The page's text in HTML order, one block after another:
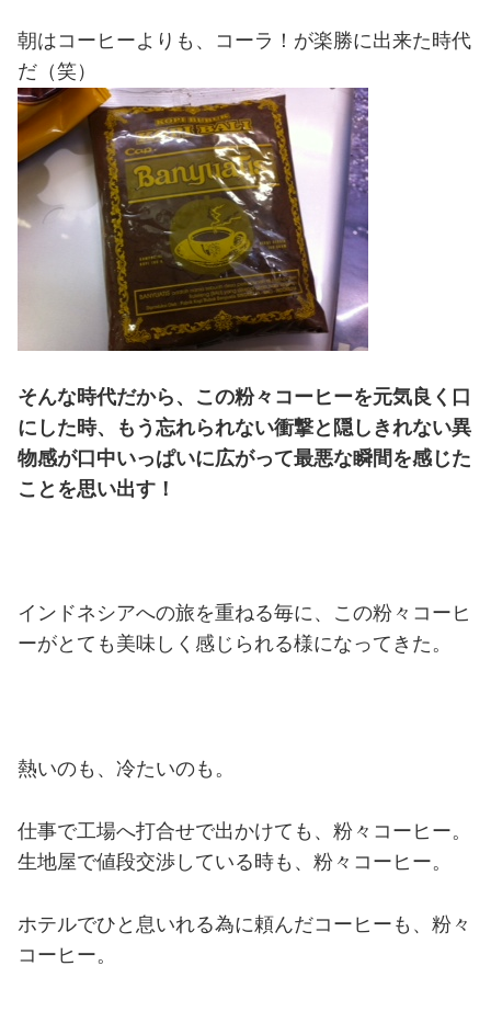
朝はコーヒーよりも、コーラ！が楽勝に出来た時代
だ（笑）
そんな時代だから、この粉々コーヒーを元気良く口
にした時、もう忘れられない衝撃と隠しきれない異
物感が口中いっぱいに広がって最悪な瞬間を感じた
ことを思い出す！
インドネシアへの旅を重ねる毎に、この粉々コーヒ
ーがとても美味しく感じられる様になってきた。
熱いのも、冷たいのも。
仕事で工場へ打合せで出かけても、粉々コーヒー。
生地屋で値段交渉している時も、粉々コーヒー。
ホテルでひと息いれる為に頼んだコーヒーも、粉々
コーヒー。